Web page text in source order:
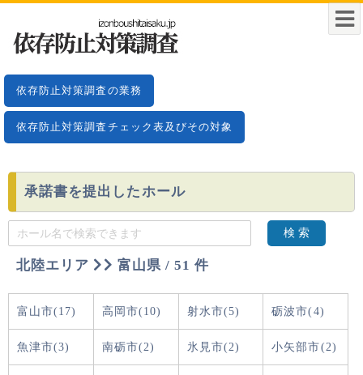
依存防止対策調査の業務
依存防止対策調査チェック表及びその対象
承諾書を提出したホール
検 索
北陸エリア 富山県 / 51 件
富山市(17) 高岡市(10) 射水市(5) 砺波市(4)
魚津市(3) 南砺市(2) 氷見市(2) 小矢部市(2)